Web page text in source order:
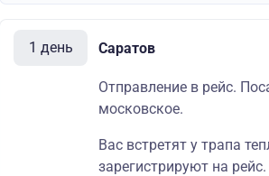
1 день Саратов
Отправление в рейс.
московское.
Вас встретят у трапа
зарегистрируют на рейс.